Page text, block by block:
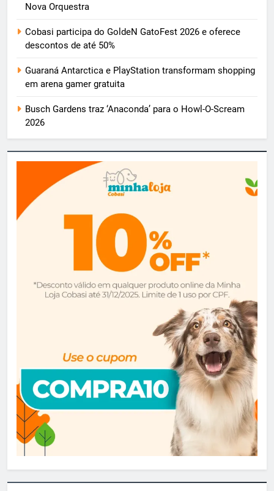
Nova Orquestra
Cobasi participa do GoldeN GatoFest 2026 e oferece
descontos de até 50%
Guaraná Antarctica e PlayStation transformam shopping
em arena gamer gratuita
Busch Gardens traz ‘Anaconda’ para o Howl-O-Scream
2026